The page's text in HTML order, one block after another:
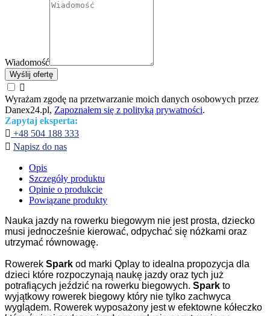
Wiadomość
Wyślij ofertę

Wyrażam zgodę na przetwarzanie moich danych osobowych przez
Danex24.pl, Zapoznałem się z polityką prywatności.
Zapytaj eksperta:
 +48 504 188 333
 Napisz do nas
Opis
Szczegóły produktu
Opinie o produkcie
Powiązane produkty
Nauka jazdy na rowerku biegowym nie jest prosta, dziecko
musi jednocześnie kierować, odpychać się nóżkami oraz
utrzymać równowagę.
Rowerek Spark od marki Qplay to idealna propozycja dla
dzieci które rozpoczynają naukę jazdy oraz tych już
potrafiących jeździć na rowerku biegowych. Spark to
wyjątkowy rowerek biegowy który nie tylko zachwyca
wyglądem. Rowerek wyposażony jest w efektowne kółeczko